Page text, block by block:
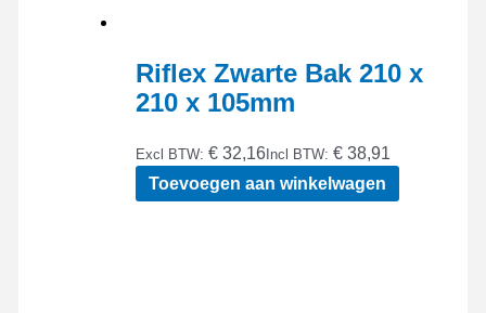
Riflex Zwarte Bak 210 x
210 x 105mm
Excl BTW: € 32,16Incl BTW: € 38,91
Toevoegen aan winkelwagen